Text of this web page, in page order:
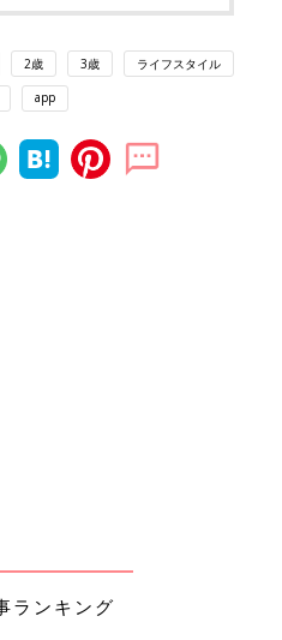
2歳 3歳 ライフスタイル
app
ランキング